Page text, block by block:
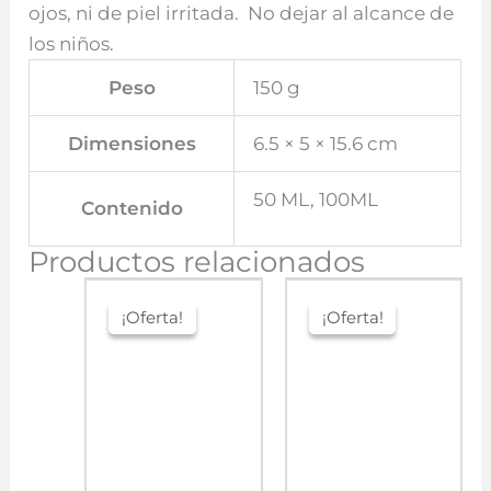
ojos, ni de piel irritada. No dejar al alcance de
los niños.
Peso
150 g
Dimensiones 6.5 × 5 × 15.6 cm
Contenido 50 ML, 100ML
Productos relacionados
¡Oferta!
¡Oferta! ¡Oferta!
¡Oferta!